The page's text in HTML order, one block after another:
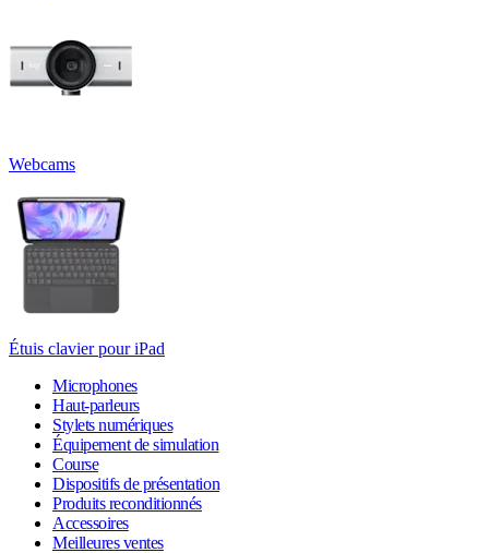
Webcams
Étuis clavier pour iPad
Microphones
Haut-parleurs
Stylets numériques
Équipement de simulation
Course
Dispositifs de présentation
Produits reconditionnés
Accessoires
Meilleures ventes